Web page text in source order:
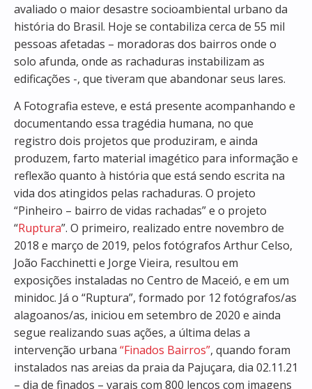
avaliado o maior desastre socioambiental urbano da
história do Brasil. Hoje se contabiliza cerca de 55 mil
pessoas afetadas – moradoras dos bairros onde o
solo afunda, onde as rachaduras instabilizam as
edificações -, que tiveram que abandonar seus lares.
A Fotografia esteve, e está presente acompanhando e
documentando essa tragédia humana, no que
registro dois projetos que produziram, e ainda
produzem, farto material imagético para informação e
reflexão quanto à história que está sendo escrita na
vida dos atingidos pelas rachaduras. O projeto
“Pinheiro – bairro de vidas rachadas” e o projeto
“Ruptura”. O primeiro, realizado entre novembro de
2018 e março de 2019, pelos fotógrafos Arthur Celso,
João Facchinetti e Jorge Vieira, resultou em
exposições instaladas no Centro de Maceió, e em um
minidoc. Já o “Ruptura”, formado por 12 fotógrafos/as
alagoanos/as, iniciou em setembro de 2020 e ainda
segue realizando suas ações, a última delas a
intervenção urbana “Finados Bairros”, quando foram
instalados nas areias da praia da Pajuçara, dia 02.11.21
– dia de finados – varais com 800 lenços com imagens